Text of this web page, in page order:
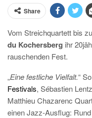
Share
Vom Streichquartett bis
du Kochersberg ihr
rauschenden Fest.
„Eine festliche Vielfalt.“
Festivals, Sébastien
Matthieu Chazarenc
einen Jazz-Ausflug: